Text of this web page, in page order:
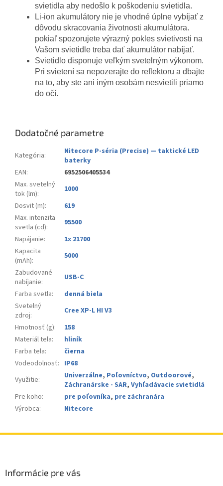
svietidla aby nedošlo k poškodeniu svietidla.
Li-ion akumulátory nie je vhodné úplne vybíjať z
dôvodu skracovania životnosti akumulátora.
pokiaľ spozorujete výrazný pokles svietivosti na
Vašom svietidle treba dať akumulátor nabíjať.
Svietidlo disponuje veľkým svetelným výkonom.
Pri svietení sa nepozerajte do reflektoru a dbajte
na to, aby ste ani iným osobám nesvietili priamo
do očí.
Dodatočné parametre
Kategória:
Nitecore P-séria (Precise) — taktické LED
baterky
EAN:
6952506405534
Max. svetelný
tok (lm):
1000
Dosvit (m):
619
Max. intenzita
svetla (cd):
95500
Napájanie:
1x 21700
Kapacita
(mAh):
5000
Zabudované
nabíjanie:
USB-C
Farba svetla:
denná biela
Svetelný
zdroj:
Cree XP-L HI V3
Hmotnosť (g):
158
Materiál tela:
hliník
Farba tela:
čierna
Vodeodolnosť: IP68
Využitie: Univerzálne, Poľovníctvo, Outdoorové,
Záchranárske - SAR, Vyhľadávacie svietidlá
Pre koho: pre poľovníka, pre záchranára
Výrobca: Nitecore
Informácie pre vás